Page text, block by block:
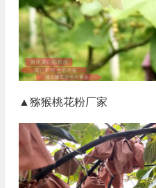
▲猕猴桃花粉厂家